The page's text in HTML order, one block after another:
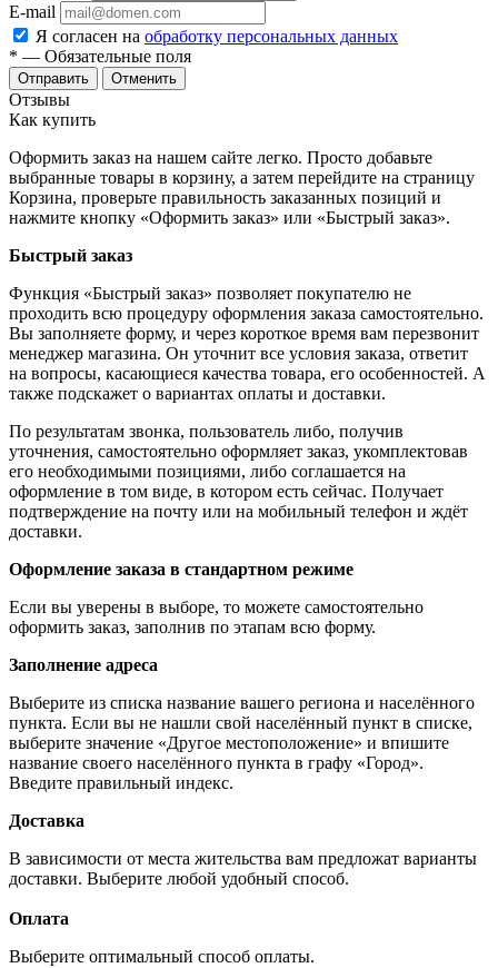
E-mail
Я согласен на обработку персональных данных
* — Обязательные поля
Отменить
Отзывы
Как купить
Оформить заказ на нашем сайте легко. Просто добавьте
выбранные товары в корзину, а затем перейдите на страницу
Корзина, проверьте правильность заказанных позиций и
нажмите кнопку «Оформить заказ» или «Быстрый заказ».
Быстрый заказ
Функция «Быстрый заказ» позволяет покупателю не
проходить всю процедуру оформления заказа самостоятельно.
Вы заполняете форму, и через короткое время вам перезвонит
менеджер магазина. Он уточнит все условия заказа, ответит
на вопросы, касающиеся качества товара, его особенностей. А
также подскажет о вариантах оплаты и доставки.
По результатам звонка, пользователь либо, получив
уточнения, самостоятельно оформляет заказ, укомплектовав
его необходимыми позициями, либо соглашается на
оформление в том виде, в котором есть сейчас. Получает
подтверждение на почту или на мобильный телефон и ждёт
доставки.
Оформление заказа в стандартном режиме
Если вы уверены в выборе, то можете самостоятельно
оформить заказ, заполнив по этапам всю форму.
Заполнение адреса
Выберите из списка название вашего региона и населённого
пункта. Если вы не нашли свой населённый пункт в списке,
выберите значение «Другое местоположение» и впишите
название своего населённого пункта в графу «Город».
Введите правильный индекс.
Доставка
В зависимости от места жительства вам предложат варианты
доставки. Выберите любой удобный способ.
Оплата
Выберите оптимальный способ оплаты.